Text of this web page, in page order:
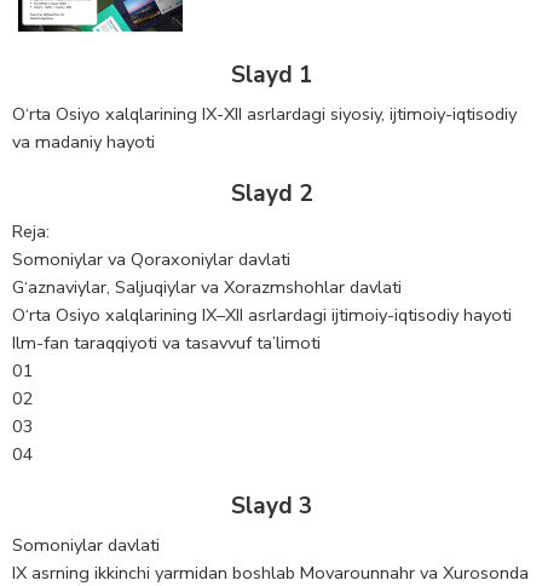
Slayd 1
O‘rta Osiyo xalqlarining IX-XII asrlardagi siyosiy, ijtimoiy-iqtisodiy
va madaniy hayoti
Slayd 2
Reja:
Somoniylar va Qoraxoniylar davlati
G‘aznaviylar, Saljuqiylar va Xorazmshohlar davlati
O‘rta Osiyo xalqlarining IX–XII asrlardagi ijtimoiy-iqtisodiy hayoti
Ilm-fan taraqqiyoti va tasavvuf ta’limoti
01
02
03
04
Slayd 3
Somoniylar davlati
IX asrning ikkinchi yarmidan boshlab Movarounnahr va Xurosonda